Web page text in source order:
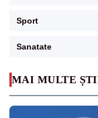
MAI MULTE
Sport
Sanatate